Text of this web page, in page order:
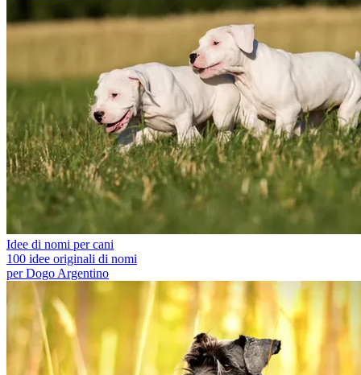
Idee di nomi per cani
100 idee originali di nomi
per Dogo Argentino